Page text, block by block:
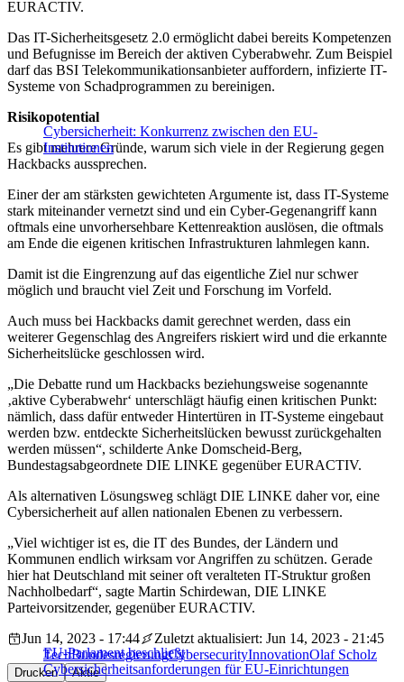
EURACTIV.
Das IT-Sicherheitsgesetz 2.0 ermöglicht dabei bereits Kompetenzen
und Befugnisse im Bereich der aktiven Cyberabwehr. Zum Beispiel
darf das BSI Telekommunikationsanbieter auffordern, infizierte IT-
Systeme von Schadprogrammen zu bereinigen.
Cybersicherheit: Konkurrenz zwischen den EU-
Institutionen
Risikopotential
Es gibt mehrere Gründe, warum sich viele in der Regierung gegen
Hackbacks aussprechen.
Einer der am stärksten gewichteten Argumente ist, dass IT-Systeme
stark miteinander vernetzt sind und ein Cyber-Gegenangriff kann
oftmals eine unvorhersehbare Kettenreaktion auslösen, die oftmals
am Ende die eigenen kritischen Infrastrukturen lahmlegen kann.
Damit ist die Eingrenzung auf das eigentliche Ziel nur schwer
möglich und braucht viel Zeit und Forschung im Vorfeld.
Auch muss bei Hackbacks damit gerechnet werden, dass ein
weiterer Gegenschlag des Angreifers riskiert wird und die erkannte
Sicherheitslücke geschlossen wird.
„Die Debatte rund um Hackbacks beziehungsweise sogenannte
‚aktive Cyberabwehr‘ unterschlägt häufig einen kritischen Punkt:
nämlich, dass dafür entweder Hintertüren in IT-Systeme eingebaut
werden bzw. entdeckte Sicherheitslücken bewusst zurückgehalten
werden müssen“, schilderte Anke Domscheid-Berg,
Bundestagsabgeordnete DIE LINKE gegenüber EURACTIV.
Als alternativen Lösungsweg schlägt DIE LINKE daher vor, eine
Cybersicherheit auf allen nationalen Ebenen zu verbessern.
„Viel wichtiger ist es, die IT des Bundes, der Ländern und
Kommunen endlich wirksam vor Angriffen zu schützen. Gerade
hier hat Deutschland mit seiner oft veralteten IT-Struktur großen
Nachholbedarf“, sagte Martin Schirdewan, DIE LINKE
Parteivorsitzender, gegenüber EURACTIV.
EU-Parlament beschließt
Cybersicherheitsanforderungen für EU-Einrichtungen
Jun 14, 2023 - 17:44
Zuletzt aktualisiert: Jun 14, 2023 - 21:45
TechBundesregierungCybersecurityInnovationOlaf Scholz
Drucken Aktie